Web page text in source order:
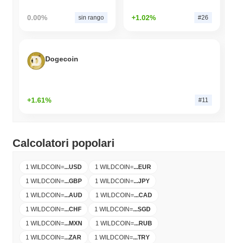
0.00% sin rango +1.02% #26
Dogecoin
+1.61% #11
Calcolatori popolari
1 WILDCOIN=...USD 1 WILDCOIN=...EUR
1 WILDCOIN=...GBP 1 WILDCOIN=...JPY
1 WILDCOIN=...AUD 1 WILDCOIN=...CAD
1 WILDCOIN=...CHF 1 WILDCOIN=...SGD
1 WILDCOIN=...MXN 1 WILDCOIN=...RUB
1 WILDCOIN=...ZAR 1 WILDCOIN=...TRY